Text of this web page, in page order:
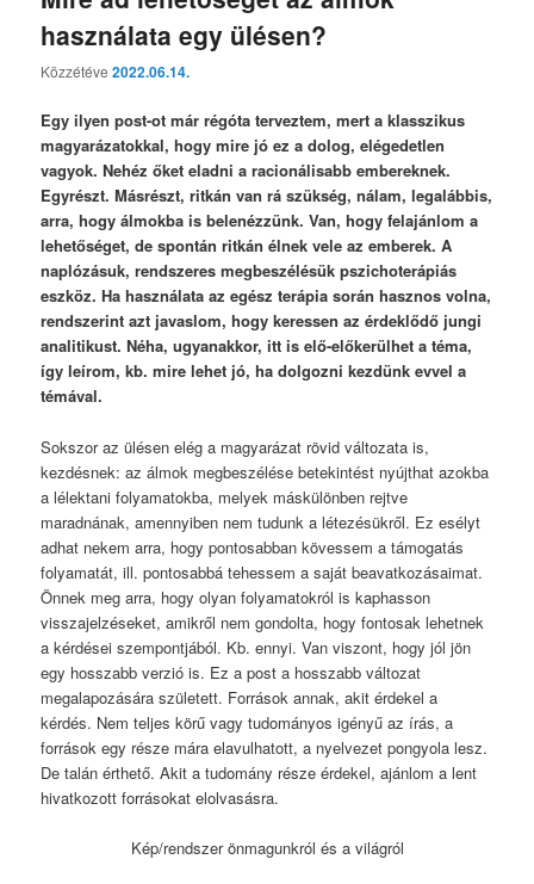
használata egy ülésen?
Közzétéve2022.06.14.
Egy ilyen post-ot már régóta terveztem, mert a klasszikus
magyarázatokkal, hogy mire jó ez a dolog, elégedetlen
vagyok. Nehéz őket eladni a racionálisabb embereknek.
Egyrészt. Másrészt, ritkán van rá szükség, nálam, legalábbis,
arra, hogy álmokba is belenézzünk. Van, hogy felajánlom a
lehetőséget, de spontán ritkán élnek vele az emberek. A
naplózásuk, rendszeres megbeszélésük pszichoterápiás
eszköz. Ha használata az egész terápia során hasznos volna,
rendszerint azt javaslom, hogy keressen az érdeklődő jungi
analitikust. Néha, ugyanakkor, itt is elő-előkerülhet a téma,
így leírom, kb. mire lehet jó, ha dolgozni kezdünk evvel a
témával.
Sokszor az ülésen elég a magyarázat rövid változata is,
kezdésnek: az álmok megbeszélése betekintést nyújthat azokba
a lélektani folyamatokba, melyek máskülönben rejtve
maradnának, amennyiben nem tudunk a létezésükről. Ez esélyt
adhat nekem arra, hogy pontosabban kövessem a támogatás
folyamatát, ill. pontosabbá tehessem a saját beavatkozásaimat.
Önnek meg arra, hogy olyan folyamatokról is kaphasson
visszajelzéseket, amikről nem gondolta, hogy fontosak lehetnek
a kérdései szempontjából. Kb. ennyi. Van viszont, hogy jól jön
egy hosszabb verzió is. Ez a post a hosszabb változat
megalapozására született. Források annak, akit érdekel a
kérdés. Nem teljes körű vagy tudományos igényű az írás, a
források egy része mára elavulhatott, a nyelvezet pongyola lesz.
De talán érthető. Akit a tudomány része érdekel, ajánlom a lent
hivatkozott forrásokat elolvasásra.
Kép/rendszer önmagunkról és a világról